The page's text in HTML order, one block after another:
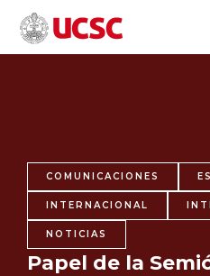
COMUNICACIONES
INTERNACIONAL
NOTICIAS
Papel de la